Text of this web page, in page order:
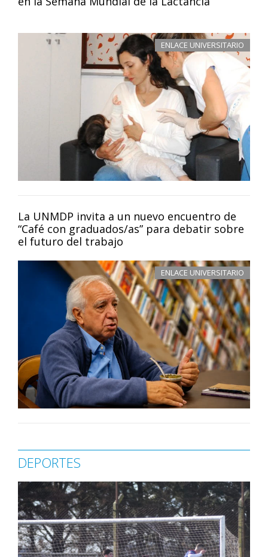
ENLACE UNIVERSITARIO
La UNMDP invita a un nuevo encuentro de
“Café con graduados/as” para debatir sobre
el futuro del trabajo
ENLACE UNIVERSITARIO
DEPORTES